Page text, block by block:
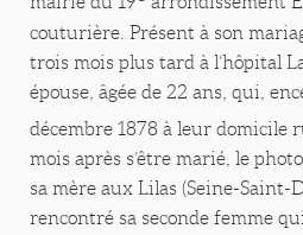
couturière. Présent à son
trois mois plus tard à l’hôpital
épouse, âgée de 22 ans, qui,
décembre 1878 à leur domicile
mois après s’être marié, le
sa mère aux Lilas (Seine-Saint-
rencontré sa seconde femme